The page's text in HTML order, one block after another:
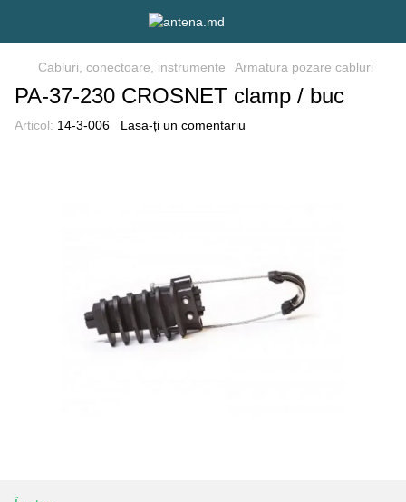
Cabluri, conectoare, instrumente Armatura pozare cabluri
PA-37-230 CROSNET clamp / buc
Articol: 14-3-006 Lasa-ți un comentariu